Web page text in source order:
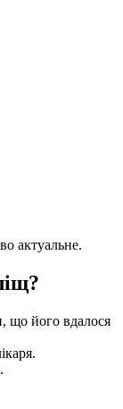
актуальне.
що його вдалося